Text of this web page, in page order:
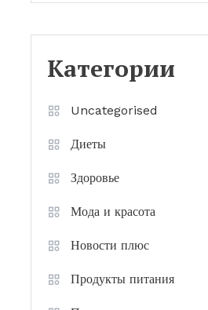
Категории
Uncategorised
Диеты
Здоровье
Мода и красота
Новости плюс
Продукты питания